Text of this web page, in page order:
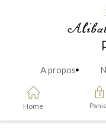
A propos
Home